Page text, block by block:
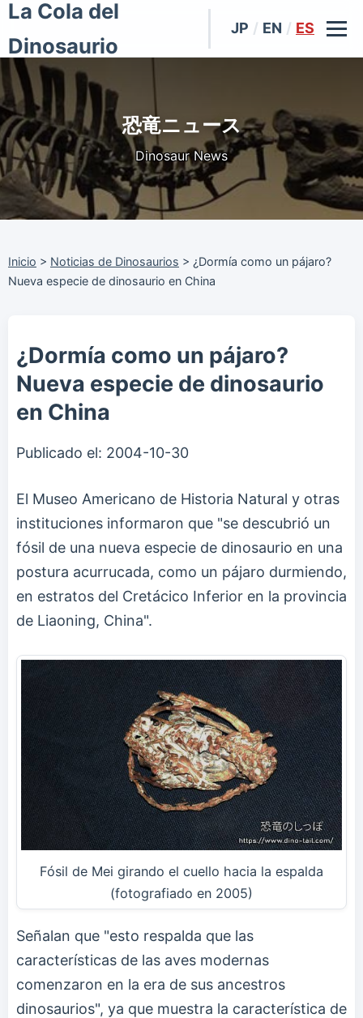
La Cola del
Dinosaurio
JP / EN / ES
恐竜ニュース
Dinosaur News
Inicio > Noticias de Dinosaurios > ¿Dormía como un pájaro?
Nueva especie de dinosaurio en China
¿Dormía como un pájaro?
Nueva especie de dinosaurio
en China
Publicado el: 2004-10-30
El Museo Americano de Historia Natural y otras
instituciones informaron que "se descubrió un
fósil de una nueva especie de dinosaurio en una
postura acurrucada, como un pájaro durmiendo,
en estratos del Cretácico Inferior en la provincia
de Liaoning, China".
Fósil de Mei girando el cuello hacia la espalda
(fotografiado en 2005)
Señalan que "esto respalda que las
características de las aves modernas
comenzaron en la era de sus ancestros
dinosaurios", ya que muestra la característica de